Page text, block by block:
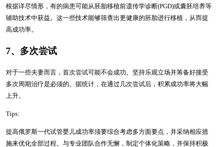
根据详尽情形，有的病患可能从胚胎移植前遗传学诊断(PGD)或囊胚培养等
辅助技术中获益。这一些技术能够筛查出更健康的胚胎进行移植，从而提
高成功率。
7、多次尝试
对于一些夫妻而言，首次尝试可能不会成功。坚持乐观立场并筹备好接受
多次周期治疗是必须的。据统计，在通过几次尝试后，积累成功率将大幅
上升。
Tips:
提高俄罗斯一代试管婴儿成功率须要综合考虑多方面要点，并采纳相应措
施来优化全部过程。与专业团队合作无懈，制定个体化策略，并保持积极